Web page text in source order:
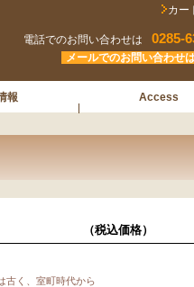
電話でのお問い合わせは 0285-
メールでのお問い合わせ
カー
麻） （税込価格）
古く、室町時代から
報 Access